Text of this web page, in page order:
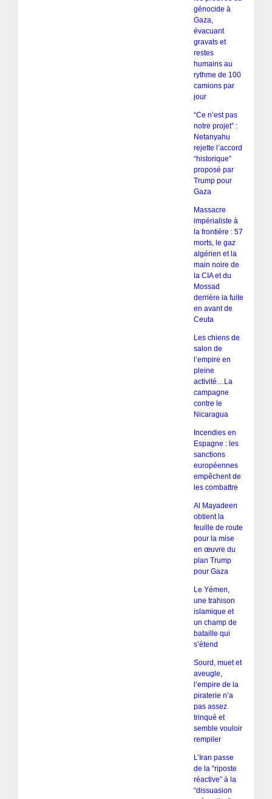
génocide à
Gaza,
évacuant
gravats et
restes
humains au
rythme de 100
camions par
jour
“Ce n’est pas
notre projet” :
Netanyahu
rejette l’accord
“historique”
proposé par
Trump pour
Gaza
Massacre
impérialiste à
la frontière : 57
morts, le gaz
algérien et la
main noire de
la CIA et du
Mossad
derrière la fuite
en avant de
Ceuta
Les chiens de
salon de
l’empire en
pleine
activité…La
campagne
contre le
Nicaragua
Incendies en
Espagne : les
sanctions
européennes
empêchent de
les combattre
Al Mayadeen
obtient la
feuille de route
pour la mise
en œuvre du
plan Trump
pour Gaza
Le Yémen,
une trahison
islamique et
un champ de
bataille qui
s’étend
Sourd, muet et
aveugle,
l’empire de la
piraterie n’a
pas assez
trinqué et
semble vouloir
rempiler
L’Iran passe
de la “riposte
réactive” à la
“dissuasion